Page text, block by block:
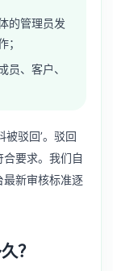
的管理员发
；
员、客户、
被驳回’。驳回
要求。我们自
新审核标准逐
？